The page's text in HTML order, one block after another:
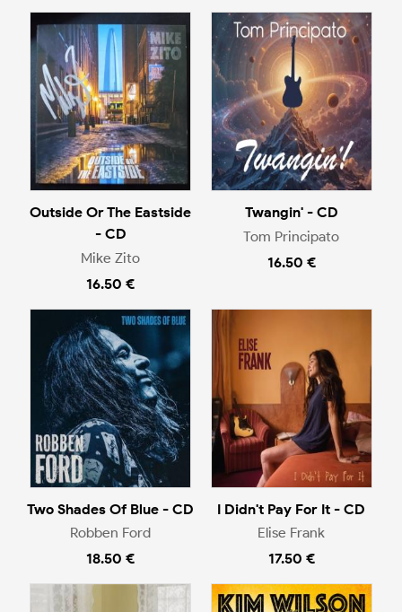
Outside Or The Eastside
- CD
Mike Zito
16.50 €
Twangin' - CD
Tom Principato
16.50 €
Two Shades Of Blue - CD
Robben Ford
18.50 €
I Didn't Pay For It - CD
Elise Frank
17.50 €